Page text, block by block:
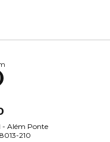
- Além Ponte
210